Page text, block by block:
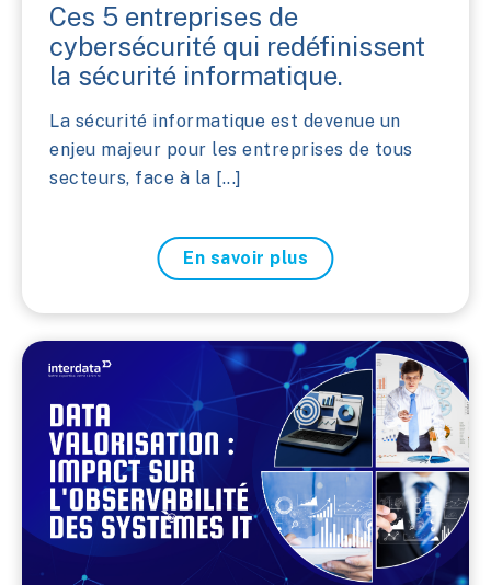
Ces 5 entreprises de
cybersécurité qui redéfinissent
la sécurité informatique.
La sécurité informatique est devenue un
enjeu majeur pour les entreprises de tous
secteurs, face à la [...]
En savoir plus